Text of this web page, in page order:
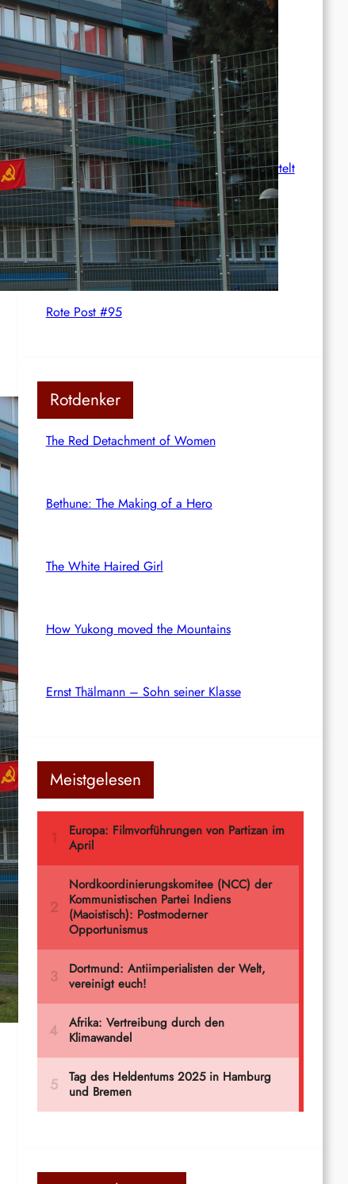
wächst
International: Aufruf zu einer
Solidaritätswoche mit anarchistischen
Gefangenen vom 23. bis 30. August 2026
Deutschland: Der Inlandsgeheimdienst ermittelt
gegen „Prosfygika“
Rote Post #96
Rote Post #95
Rotdenker
The Red Detachment of Women
Bethune: The Making of a Hero
The White Haired Girl
How Yukong moved the Mountains
Ernst Thälmann – Sohn seiner Klasse
Meistgelesen